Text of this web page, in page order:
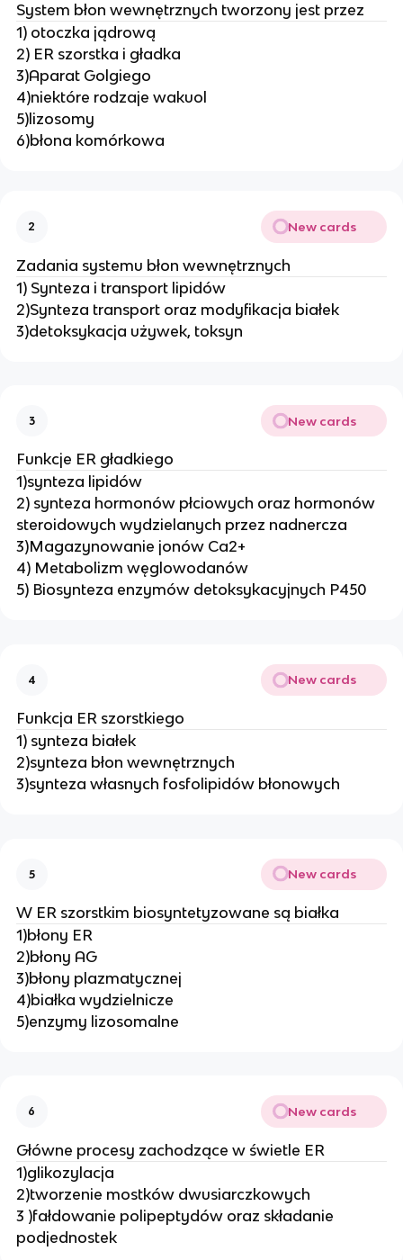
System błon wewnętrznych tworzony jest przez
1) otoczka jądrową
2) ER szorstka i gładka
3)Aparat Golgiego
4)niektóre rodzaje wakuol
5)lizosomy
6)błona komórkowa
2 New cards
Zadania systemu błon wewnętrznych
1) Synteza i transport lipidów
2)Synteza transport oraz modyfikacja białek
3)detoksykacja używek, toksyn
3 New cards
Funkcje ER gładkiego
1)synteza lipidów
2) synteza hormonów płciowych oraz hormonów
steroidowych wydzielanych przez nadnercza
3)Magazynowanie jonów Ca2+
4) Metabolizm węglowodanów
5) Biosynteza enzymów detoksykacyjnych P450
4 New cards
Funkcja ER szorstkiego
1) synteza białek
2)synteza błon wewnętrznych
3)synteza własnych fosfolipidów błonowych
5 New cards
W ER szorstkim biosyntetyzowane są białka
1)błony ER
2)błony AG
3)błony plazmatycznej
4)białka wydzielnicze
5)enzymy lizosomalne
6 New cards
Główne procesy zachodzące w świetle ER
1)glikozylacja
2)tworzenie mostków dwusiarczkowych
3 )fałdowanie polipeptydów oraz składanie
podjednostek